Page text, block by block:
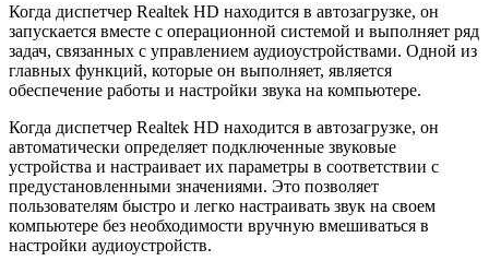
Когда диспетчер Realtek HD находится в автозагрузке, он
запускается вместе с операционной системой и выполняет ряд
задач, связанных с управлением аудиоустройствами. Одной из
главных функций, которые он выполняет, является
обеспечение работы и настройки звука на компьютере.
Когда диспетчер Realtek HD находится в автозагрузке, он
автоматически определяет подключенные звуковые
устройства и настраивает их параметры в соответствии с
предустановленными значениями. Это позволяет
пользователям быстро и легко настраивать звук на своем
компьютере без необходимости вручную вмешиваться в
настройки аудиоустройств.